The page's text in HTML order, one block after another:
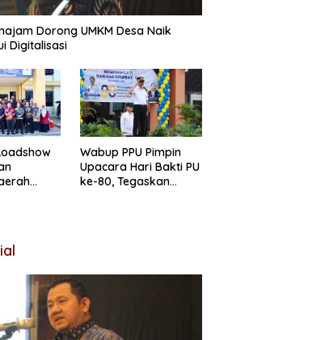
Dorong UMKM Desa Naik
Digitalisasi
Wabup PPU Pimpin
Upacara Hari Bakti PU
ke-80, Tegaskan